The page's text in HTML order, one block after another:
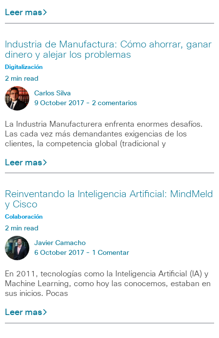
Leer mas
Industria de Manufactura: Cómo ahorrar, ganar
dinero y alejar los problemas
Digitalización
2 min read
Carlos Silva
9 October 2017 - 2 comentarios
La Industria Manufacturera enfrenta enormes desafíos.
Las cada vez más demandantes exigencias de los
clientes, la competencia global (tradicional y
Leer mas
Reinventando la Inteligencia Artificial: MindMeld
y Cisco
Colaboración
2 min read
Javier Camacho
6 October 2017 - 1 Comentar
En 2011, tecnologías como la Inteligencia Artificial (IA) y
Machine Learning, como hoy las conocemos, estaban en
sus inicios. Pocas
Leer mas